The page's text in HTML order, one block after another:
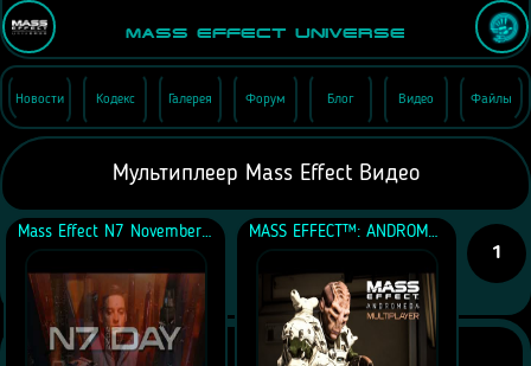
Mass Effect Universe
Новости Кодекс Галерея Форум Блог Видео Файлы
Мультиплеер Mass Effect Видео
Mass Effect N7 November 7 2023 MASS EFFECT™: ANDROMEDA Multiplayer: Be the Batarian Scrapper
1